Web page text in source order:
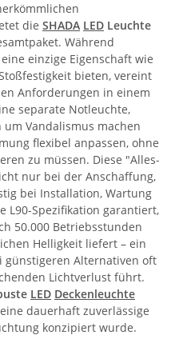
die SHADA LED Leuchte
Während
einzige Eigenschaft wie
bieten, vereint
Anforderungen in einem
separate Notleuchte,
um Vandalismus machen
flexibel anpassen, ohne
zu müssen. Diese "Alles-
nur bei der Anschaffung,
bei Installation, Wartung
L90-Spezifikation garantiert,
50.000 Betriebsstunden
Helligkeit liefert – ein
günstigeren Alternativen oft
Lichtverlust führt.
LED Deckenleuchte
dauerhaft zuverlässige
konzipiert wurde.